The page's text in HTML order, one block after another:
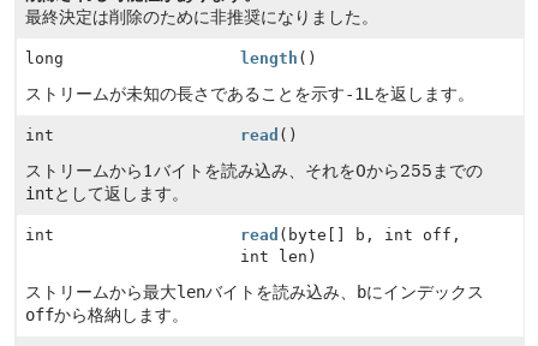
最終決定は削除のために非推奨になりました。
long length ()
ストリームが未知の長さであることを示す-1L を返します。
int read ()
ストリームから1バイトを読み込み、それを0から255までの
intとして返します。
int read (byte[] b, int off,
int len)
ストリームから最大lenバイトを読み込み、 bにインデックス
offから格納します。